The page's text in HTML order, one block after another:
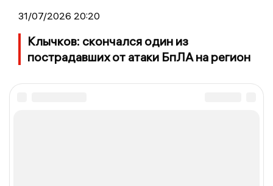
31/07/2026 20:20
Клычков: скончался один из
пострадавших от атаки БпЛА на регион